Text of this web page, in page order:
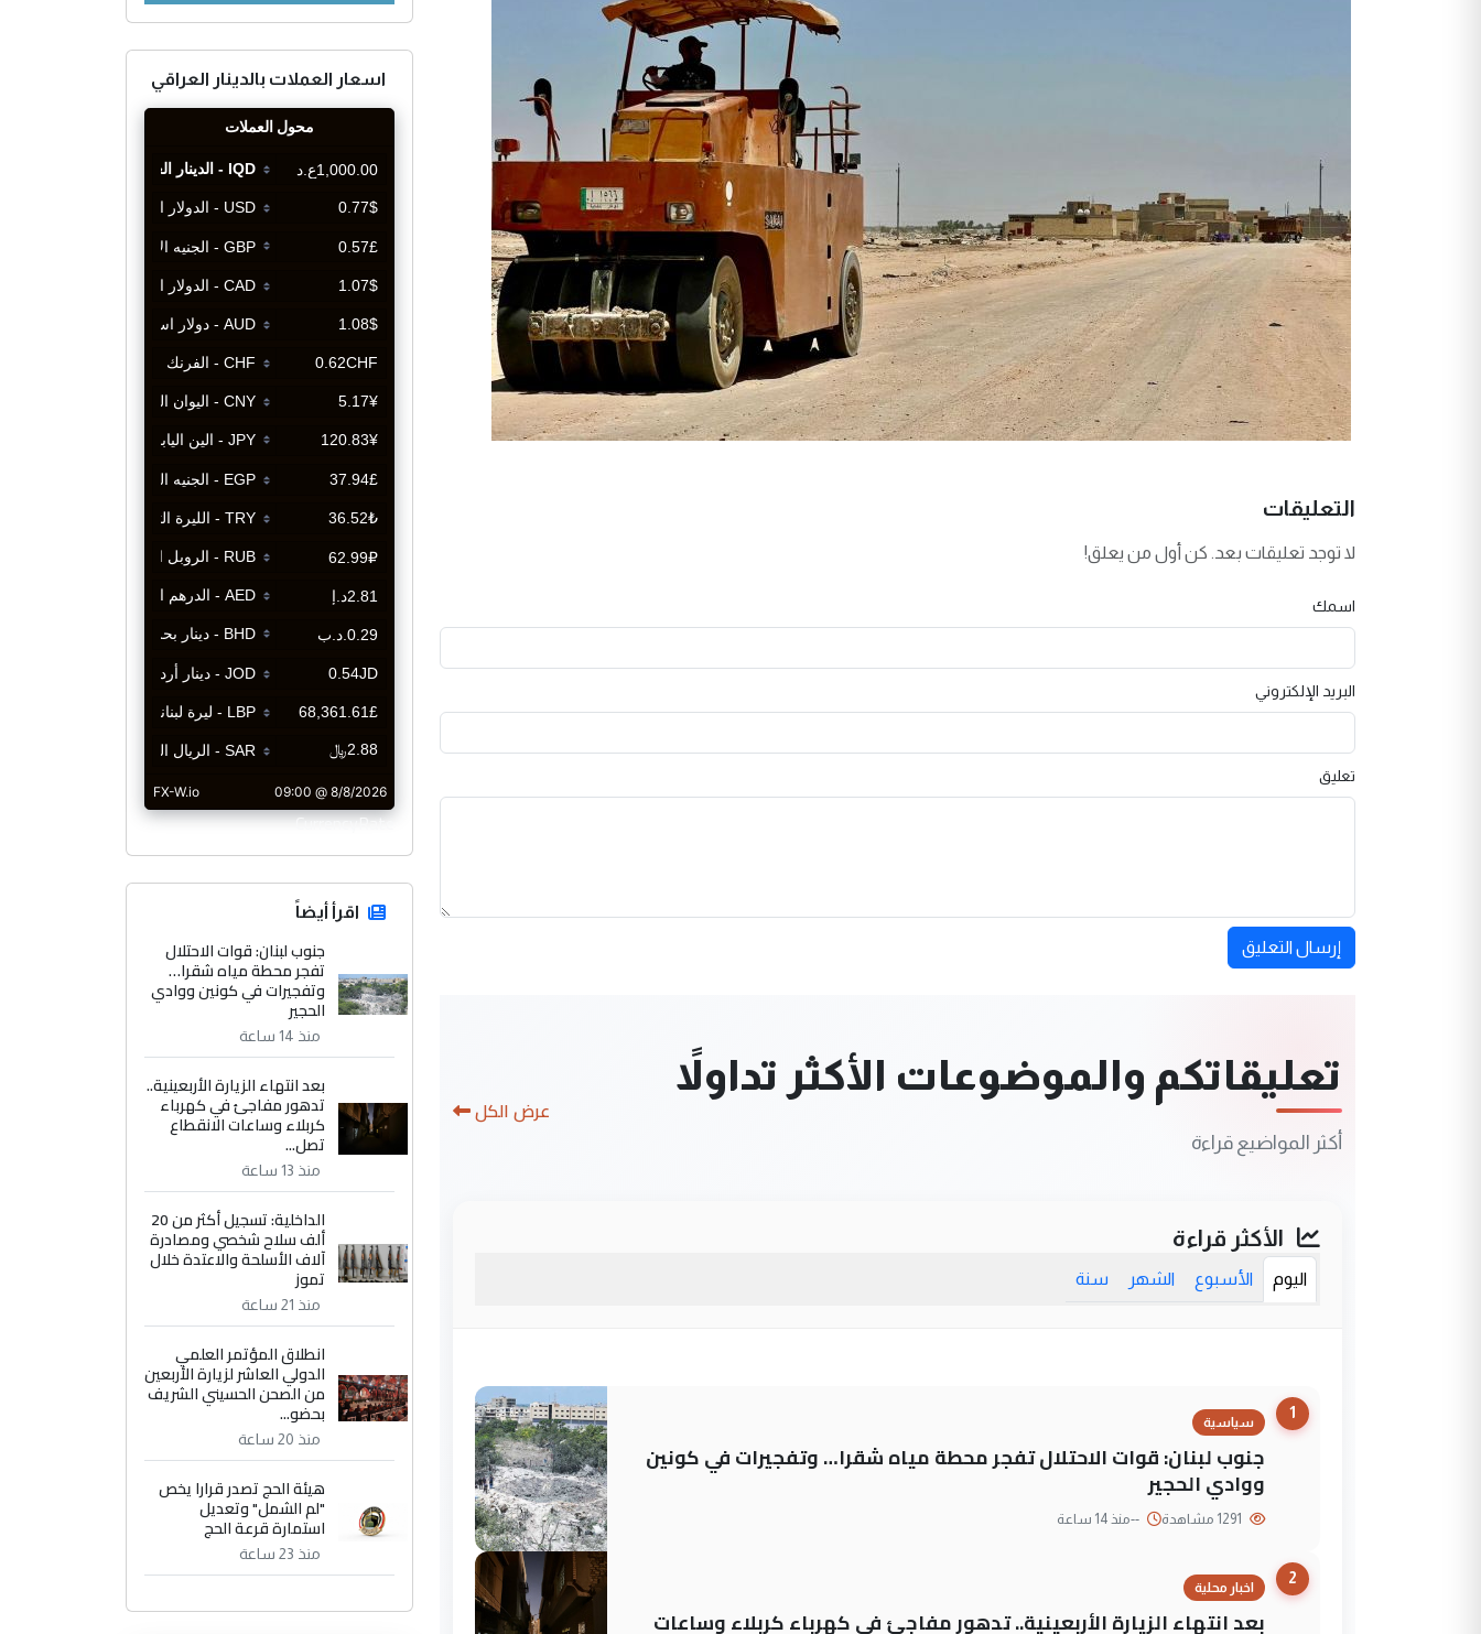
التعليقات
لا توجد تعليقات بعد. كن أول من يعلق!
اسمك
البريد الإلكتروني
تعليق
إرسال التعليق
تعليقاتكم والموضوعات الأكثر تداولاً
أكثر المواضيع قراءة
عرض الكل
الأكثر قراءة
اليوم الأسبوع الشهر سنة
1
سياسية
جنوب لبنان: قوات الاحتلال تفجر محطة مياه شقرا… وتفجيرات في كونين
ووادي الحجير
--منذ 14 ساعة
2
اخبار محلية
بعد انتهاء الزيارة الأربعينية.. تدهور مفاجئ في كهرباء كربلاء وساعات
اسعار العملات بالدينار العراقي
CurrencyRate
اقرأ أيضاً
جنوب لبنان: قوات الاحتلال
تفجر محطة مياه شقرا…
وتفجيرات في كونين ووادي
الحجير
منذ 14 ساعة
بعد انتهاء الزيارة الأربعينية..
تدهور مفاجئ في كهرباء
كربلاء وساعات الانقطاع
تصل...
منذ 13 ساعة
الداخلية: تسجيل أكثر من 20
ألف سلاح شخصي ومصادرة
آلاف الأسلحة والاعتدة خلال
تموز
منذ 21 ساعة
انطلاق المؤتمر العلمي
الدولي العاشر لزيارة الأربعين
من الصحن الحسيني الشريف
بحضو...
منذ 20 ساعة
هيئة الحج تصدر قرارا يخص
"لم الشمل" وتعديل
استمارة قرعة الحج
منذ 23 ساعة